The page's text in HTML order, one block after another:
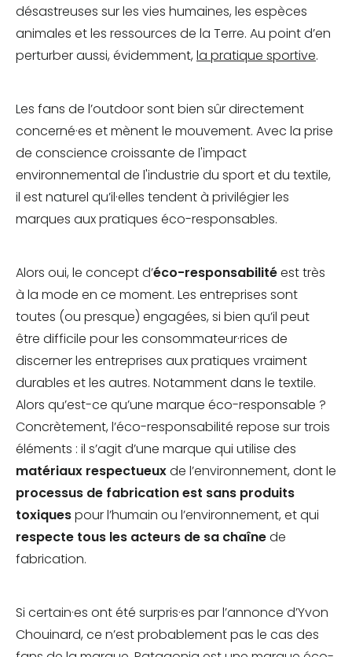
désastreuses sur les vies humaines, les espèces
animales et les ressources de la Terre. Au point d’en
perturber aussi, évidemment, la pratique sportive.
Les fans de l’outdoor sont bien sûr directement
concerné·es et mènent le mouvement. Avec la prise
de conscience croissante de l'impact
environnemental de l'industrie du sport et du textile,
il est naturel qu’il·elles tendent à privilégier les
marques aux pratiques éco-responsables.
Alors oui, le concept d’éco-responsabilitéest très
à la mode en ce moment. Les entreprises sont
toutes (ou presque) engagées, si bien qu’il peut
être difficile pour les consommateur·rices de
discerner les entreprises aux pratiques vraiment
durables et les autres. Notamment dans le textile.
Alors qu’est-ce qu’une marque éco-responsable ?
Concrètement, l’éco-responsabilité repose sur trois
éléments : il s’agit d’une marque qui utilise des
matériaux respectueuxde l’environnement, dont le
processus de fabrication est sans produits
toxiquespour l’humain ou l’environnement, et qui
respecte tous les acteurs de sa chaînede
fabrication.
Si certain·es ont été surpris·es par l’annonce d’Yvon
Chouinard, ce n’est probablement pas le cas des